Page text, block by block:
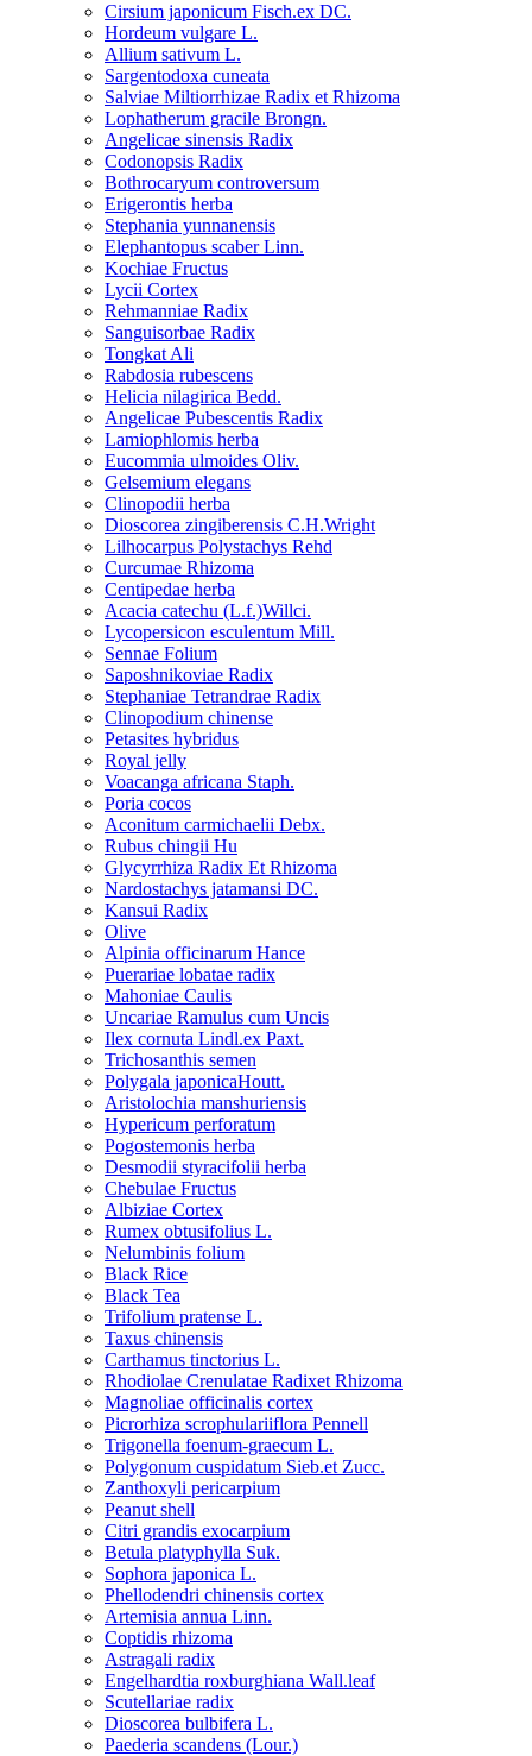
Cirsium japonicum Fisch.ex DC.
Hordeum vulgare L.
Allium sativum L.
Sargentodoxa cuneata
Salviae Miltiorrhizae Radix et Rhizoma
Lophatherum gracile Brongn.
Angelicae sinensis Radix
Codonopsis Radix
Bothrocaryum controversum
Erigerontis herba
Stephania yunnanensis
Elephantopus scaber Linn.
Kochiae Fructus
Lycii Cortex
Rehmanniae Radix
Sanguisorbae Radix
Tongkat Ali
Rabdosia rubescens
Helicia nilagirica Bedd.
Angelicae Pubescentis Radix
Lamiophlomis herba
Eucommia ulmoides Oliv.
Gelsemium elegans
Clinopodii herba
Dioscorea zingiberensis C.H.Wright
Lilhocarpus Polystachys Rehd
Curcumae Rhizoma
Centipedae herba
Acacia catechu (L.f.)Willci.
Lycopersicon esculentum Mill.
Sennae Folium
Saposhnikoviae Radix
Stephaniae Tetrandrae Radix
Clinopodium chinense
Petasites hybridus
Royal jelly
Voacanga africana Staph.
Poria cocos
Aconitum carmichaelii Debx.
Rubus chingii Hu
Glycyrrhiza Radix Et Rhizoma
Nardostachys jatamansi DC.
Kansui Radix
Olive
Alpinia officinarum Hance
Puerariae lobatae radix
Mahoniae Caulis
Uncariae Ramulus cum Uncis
Ilex cornuta Lindl.ex Paxt.
Trichosanthis semen
Polygala japonicaHoutt.
Aristolochia manshuriensis
Hypericum perforatum
Pogostemonis herba
Desmodii styracifolii herba
Chebulae Fructus
Albiziae Cortex
Rumex obtusifolius L.
Nelumbinis folium
Black Rice
Black Tea
Trifolium pratense L.
Taxus chinensis
Carthamus tinctorius L.
Rhodiolae Crenulatae Radixet Rhizoma
Magnoliae officinalis cortex
Picrorhiza scrophulariiflora Pennell
Trigonella foenum-graecum L.
Polygonum cuspidatum Sieb.et Zucc.
Zanthoxyli pericarpium
Peanut shell
Citri grandis exocarpium
Betula platyphylla Suk.
Sophora japonica L.
Phellodendri chinensis cortex
Artemisia annua Linn.
Coptidis rhizoma
Astragali radix
Engelhardtia roxburghiana Wall.leaf
Scutellariae radix
Dioscorea bulbifera L.
Paederia scandens (Lour.)